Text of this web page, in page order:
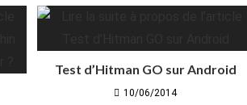
Test d’Hitman GO sur Android
10/06/2014